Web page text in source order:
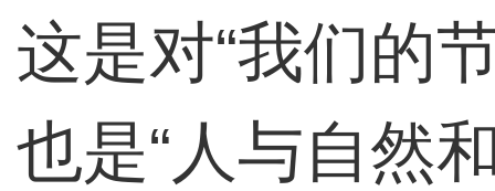
这是对“我们的
也是“人与自然